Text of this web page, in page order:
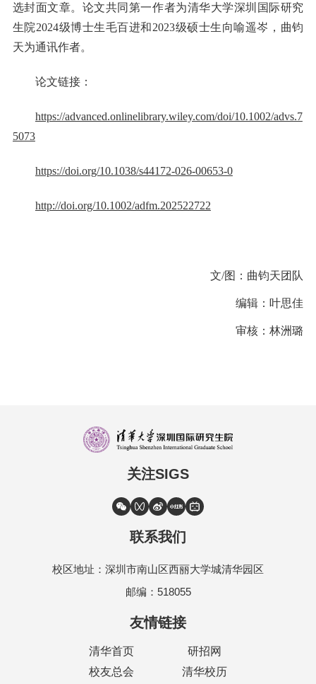
选封面文章。论文共同第一作者为清华大学深圳国际研究
生院2024级博士生毛百进和2023级硕士生向喻遥岑， 曲钧
天为通讯作者。
论文链接：
https://advanced.onlinelibrary.wiley.com/doi/10.1002/advs.7
5073
https://doi.org/10.1038/s44172-026-00653-0
http://doi.org/10.1002/adfm.202522722
文/图：曲钧天团队
编辑：叶思佳
审核：林洲璐
关注SIGS
联系我们
校区地址：深圳市南山区西丽大学城清华园区
邮编：518055
友情链接
清华首页
研招网
校友总会
清华校历